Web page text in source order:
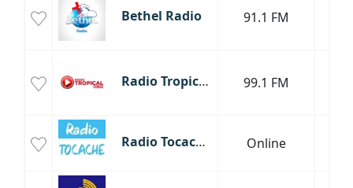
Bethel Radio 91.1 FM
Radio Tropical Tarapoto 99.1 FM
Radio Tocache Perú Online